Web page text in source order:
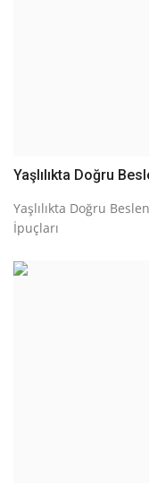
Yaşlılıkta Doğru
Yaşlılıkta Doğru
İpuçları